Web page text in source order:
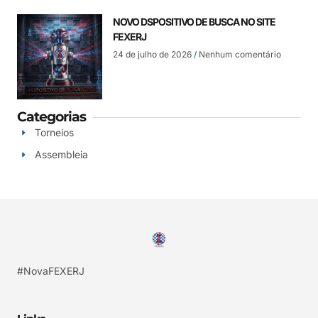
NOVO DSPOSITIVO DE BUSCA NO SITE
FEXERJ
24 de julho de 2026 Nenhum comentário
Categorias
Torneios
Assembleia
#NovaFEXERJ